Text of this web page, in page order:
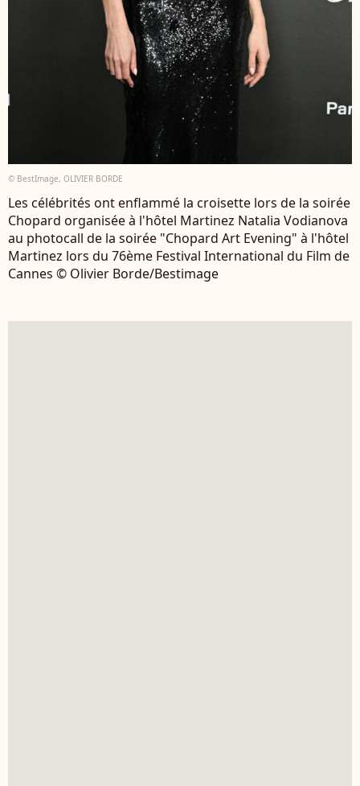
© BestImage, OLIVIER BORDE
Les célébrités ont enflammé la croisette lors de la soirée
Chopard organisée à l'hôtel Martinez Natalia Vodianova
au photocall de la soirée "Chopard Art Evening" à l'hôtel
Martinez lors du 76ème Festival International du Film de
Cannes © Olivier Borde/Bestimage